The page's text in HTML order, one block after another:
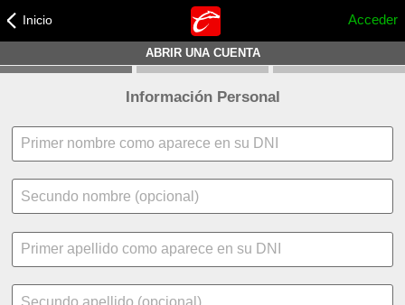
Inicio Acceder
ABRIR UNA CUENTA
Información Personal